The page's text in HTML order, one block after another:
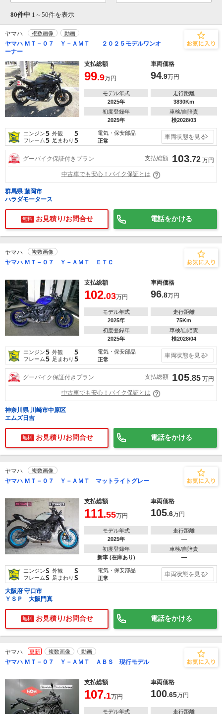
80件中 1～ 50件を表示
ヤマハ 複数画像 動画
ヤマハ ＭＴ－０７ Ｙ－ＡＭＴ ２０２５モデルワンオ
ーナー
支払総額
車両価格
99.9万円 94.9万円
モデル年式
2025年
走行距離
3830Km
初度登録年
2025年
車検/自賠責
検2028/03
エンジン5 外観 5
フレーム5 足まわり 5
電気・保安部品
正常
車両状態を見る
グーバイク保証付きプラン 支払総額 103.72 万円
中古車でも安心！バイク保証とは
群馬県 藤岡市
ハラダモータース
無料 お見積り/お問合せ 電話をかける
ヤマハ 複数画像
ヤマハ ＭＴ－０７ Ｙ－ＡＭＴ ＥＴＣ
支払総額 車両価格
102.03万円 96.8万円
モデル年式
2025年
走行距離
75Km
初度登録年
2025年
車検/自賠責
検2028/04
エンジン5 外観 5
フレーム5 足まわり 5
電気・保安部品
正常
車両状態を見る
グーバイク保証付きプラン 支払総額 105.85 万円
中古車でも安心！バイク保証とは
神奈川県 川崎市中原区
エムズ日吉
無料 お見積り/お問合せ 電話をかける
ヤマハ 複数画像
ヤマハ ＭＴ－０７ Ｙ－ＡＭＴ マットライトグレー
支払総額 車両価格
111.55万円 105.6万円
モデル年式
2025年
走行距離
―
初度登録年
新車 (在庫あり)
車検/自賠責
―
エンジンS 外観 S
フレームS 足まわり S
電気・保安部品
正常
車両状態を見る
大阪府 守口市
ＹＳＰ 大阪門真
無料 お見積り/お問合せ 電話をかける
ヤマハ 更新 複数画像 動画
ヤマハ ＭＴ－０７ Ｙ－ＡＭＴ ＡＢＳ 現行モデル
支払総額 車両価格
107.1万円 100.65万円
モデル年式
走行距離